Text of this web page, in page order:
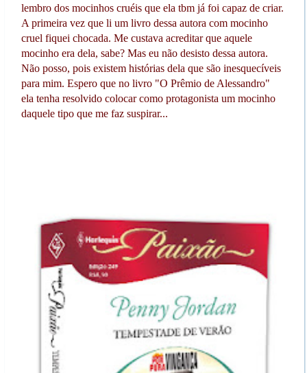
lembro dos mocinhos cruéis que ela tbm já foi capaz de criar.
A primeira vez que li um livro dessa autora com mocinho
cruel fiquei chocada. Me custava acreditar que aquele
mocinho era dela, sabe? Mas eu não desisto dessa autora.
Não posso, pois existem histórias dela que são inesquecíveis
para mim. Espero que no livro "O Prêmio de Alessandro"
ela tenha resolvido colocar como protagonista um mocinho
daquele tipo que me faz suspirar...